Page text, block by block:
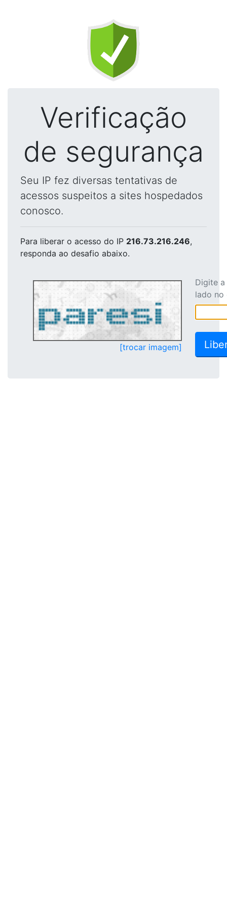
Verificação
de segurança
Seu IP fez diversas tentativas de
acessos suspeitos a sites hospedados
conosco.
Para liberar o acesso do IP 216.73.216.246,
responda ao desafio abaixo.
[trocar imagem]
Digite
lado no